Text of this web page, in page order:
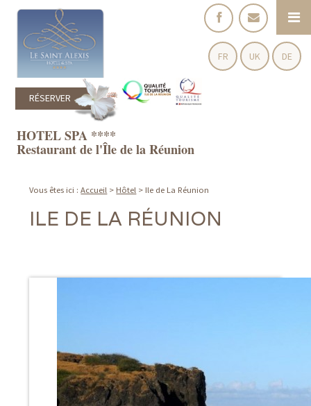
RÉSERVER
HOTEL SPA ****
Restaurant de l'Île de la Réunion
FR UK DE
Vous êtes ici :Accueil > Hôtel > Ile de La Réunion
ILE DE LA RÉUNION